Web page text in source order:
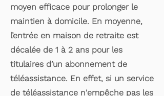
moyen efficace pour prolonger le
maintien à domicile. En moyenne,
l’entrée en maison de retraite est
décalée de 1 à 2 ans pour les
titulaires d’un abonnement de
téléassistance. En effet, si un service
de téléassistance n'empêche pas les